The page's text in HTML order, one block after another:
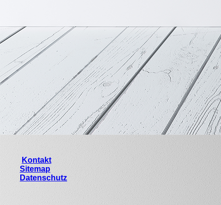
Kontakt
Sitemap
Datenschutz